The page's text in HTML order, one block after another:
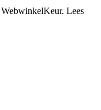
WebwinkelKeur. Lees